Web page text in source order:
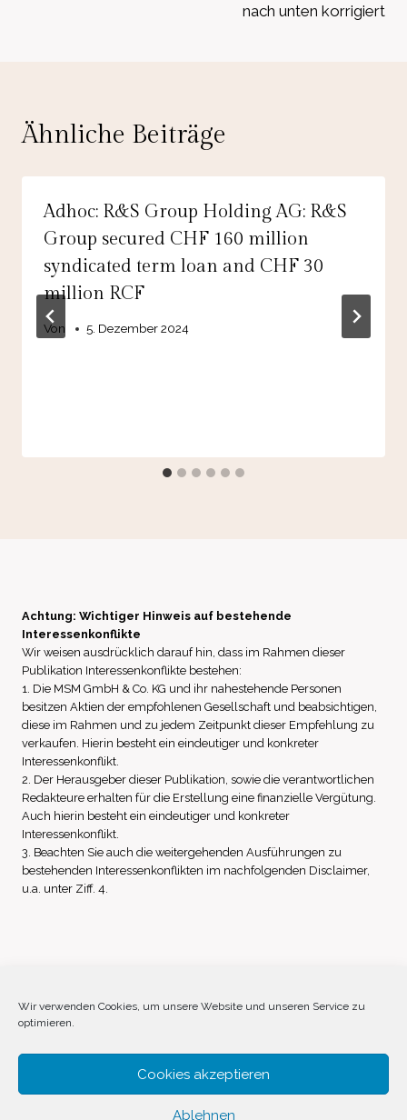
Wir verwenden Cookies, um unsere Website und unseren Service zu
optimieren.
Cookies akzeptieren
Ablehnen
nach unten korrigiert
Ähnliche Beiträge
Adhoc: R&S Group Holding AG: R&S
Group secured CHF 160 million
syndicated term loan and CHF 30
million RCF
Von 5. Dezember 2024
Achtung: Wichtiger Hinweis auf bestehende
Interessenkonflikte
Wir weisen ausdrücklich darauf hin, dass im Rahmen dieser
Publikation Interessenkonflikte bestehen:
1. Die MSM GmbH & Co. KG und ihr nahestehende Personen
besitzen Aktien der empfohlenen Gesellschaft und beabsichtigen,
diese im Rahmen und zu jedem Zeitpunkt dieser Empfehlung zu
verkaufen. Hierin besteht ein eindeutiger und konkreter
Interessenkonflikt.
2. Der Herausgeber dieser Publikation, sowie die verantwortlichen
Redakteure erhalten für die Erstellung eine finanzielle Vergütung.
Auch hierin besteht ein eindeutiger und konkreter
Interessenkonflikt.
3. Beachten Sie auch die weitergehenden Ausführungen zu
bestehenden Interessenkonflikten im nachfolgenden Disclaimer,
u.a. unter Ziff. 4.
Impressum Datenschutz
Disclaimer